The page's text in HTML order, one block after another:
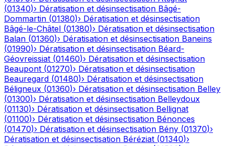
(01340)› Dératisation et désinsectisation Bâgé-
Dommartin (01380)› Dératisation et désinsectisation
Bâgé-le-Châtel (01380)› Dératisation et désinsectisation
Balan (01360)› Dératisation et désinsectisation Baneins
(01990)› Dératisation et désinsectisation Béard-
Géovreissiat (01460)› Dératisation et désinsectisation
Beaupont (01270)› Dératisation et désinsectisation
Beauregard (01480)› Dératisation et désinsectisation
Béligneux (01360)› Dératisation et désinsectisation Belley
(01300)› Dératisation et désinsectisation Belleydoux
(01130)› Dératisation et désinsectisation Bellignat
(01100)› Dératisation et désinsectisation Bénonces
(01470)› Dératisation et désinsectisation Bény (01370)›
Dératisation et désinsectisation Béréziat (01340)›